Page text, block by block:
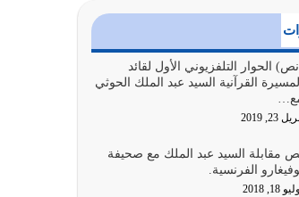
هو ذكر الله (أقم الصلاة لذكري)
لَهُمْ مَا…
الأمة الابتعاد عن كتاب الله
بالإضافات للدين
الحوار التلفزيوني الأول لقائد
المسيرة القرآنية السيد عبد الملك الحوثي
23, 2019
مقابلة السيد عبد الملك مع صحيفة
الفرنسية.
18, 2018